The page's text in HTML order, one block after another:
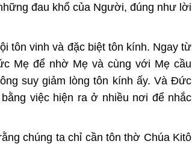
đau khổ của Người, đúng như lời
tôn vinh và đặc biệt tôn kính. Ngay từ
Mẹ để nhờ Mẹ và cùng với Mẹ cầu
suy giảm lòng tôn kính ấy. Và Đức
việc hiện ra ở nhiều nơi để nhắc
chúng ta chỉ cần tôn thờ Chúa Kitô